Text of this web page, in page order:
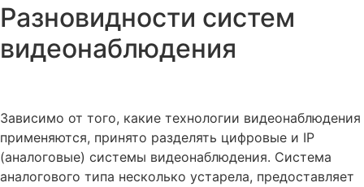
Разновидности систем
видеонаблюдения
Зависимо от того, какие технологии видеонаблюдения
применяются, принято разделять цифровые и IP
(аналоговые) системы видеонаблюдения. Система
аналогового типа несколько устарела, предоставляет